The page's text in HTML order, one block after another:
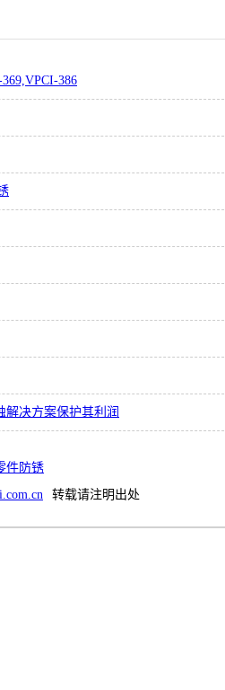
386
解决方案保护其利润
件防锈
转载请注明出处